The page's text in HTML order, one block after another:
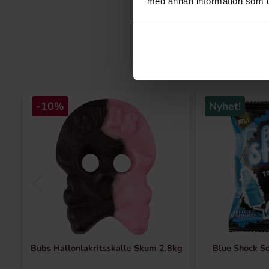
-10%
Bubs Hallonlakritsskalle Skum 2.8kg
Nyhet!
Blue Shock